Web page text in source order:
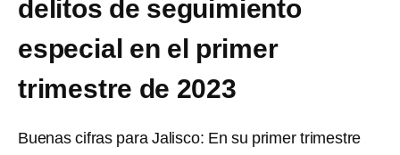
delitos de seguimiento
especial en el primer
trimestre de 2023
Buenas cifras para Jalisco: En su primer trimestre